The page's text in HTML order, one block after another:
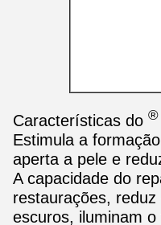
Características do ®
Estimula a
aperta a pele e
A capacidade do
restaurações,
escuros, iluminam o